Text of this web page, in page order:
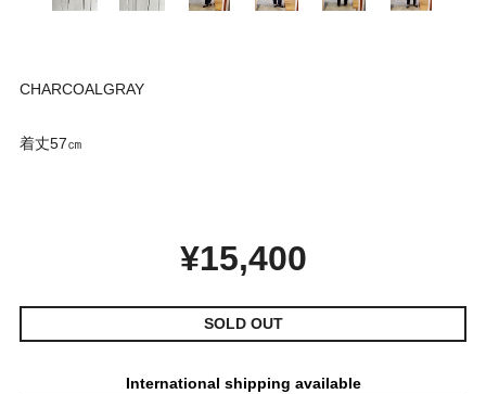
CHARCOALGRAY
着丈57㎝
¥15,400
SOLD OUT
International shipping available